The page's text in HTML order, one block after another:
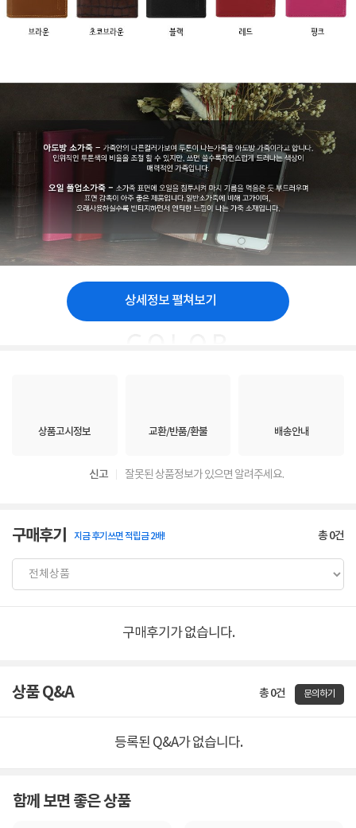
상세정보 펼쳐보기
상품고시정보 교환/반품/환불 배송안내
신고 잘못된 상품정보가 있으면 알려주세요.
구매후기 지금 후기쓰면 적립금 2배! 총0건
구매후기가 없습니다.
상품 Q&A 총 0건 문의하기
등록된 Q&A가 없습니다.
함께 보면 좋은 상품